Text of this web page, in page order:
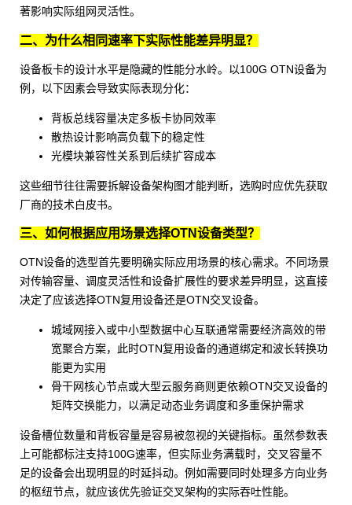
著影响实际组网灵活性。
二、为什么相同速率下实际性能差异明显？
设备板卡的设计水平是隐藏的性能分水岭。以100G OTN设备为
例，以下因素会导致实际表现分化：
背板总线容量决定多板卡协同效率
散热设计影响高负载下的稳定性
光模块兼容性关系到后续扩容成本
这些细节往往需要拆解设备架构图才能判断，选购时应优先获取
厂商的技术白皮书。
三、如何根据应用场景选择OTN设备类型？
OTN设备的选型首先要明确实际应用场景的核心需求。不同场景
对传输容量、调度灵活性和设备扩展性的要求差异明显，这直接
决定了应该选择OTN复用设备还是OTN交叉设备。
城域网接入或中小型数据中心互联通常需要经济高效的带
宽聚合方案，此时OTN复用设备的通道绑定和波长转换功
能更为实用
骨干网核心节点或大型云服务商则更依赖OTN交叉设备的
矩阵交换能力，以满足动态业务调度和多重保护需求
设备槽位数量和背板容量是容易被忽视的关键指标。虽然参数表
上可能都标注支持100G速率，但实际业务满载时，交叉容量不
足的设备会出现明显的时延抖动。例如需要同时处理多方向业务
的枢纽节点，就应该优先验证交叉架构的实际吞吐性能。